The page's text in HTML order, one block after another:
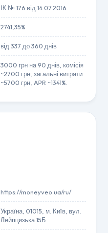
ІК № 176 від 14.07.2016
2741,35%
від 337 до 360 днів
3000 грн на 90 днів, комісія
~2700 грн, загальні витрати
~5700 грн, APR ~1341%.
https://moneyveo.ua/ru/
Україна, 01015, м. Київ, вул.
Лейпцизька 15Б